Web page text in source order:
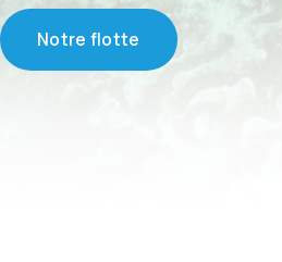
Notre flotte